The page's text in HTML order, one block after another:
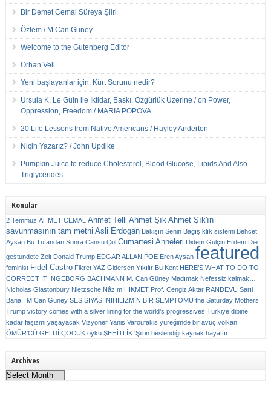
Bir Demet Cemal Süreya Şiiri
Özlem / M Can Guney
Welcome to the Gutenberg Editor
Orhan Veli
Yeni başlayanlar için: Kürt Sorunu nedir?
Ursula K. Le Guin ile İktidar, Baskı, Özgürlük Üzerine / on Power,
Oppression, Freedom / MARIA POPOVA
20 Life Lessons from Native Americans / Hayley Anderton
Niçin Yazarız? / John Updike
Pumpkin Juice to reduce Cholesterol, Blood Glucose, Lipids And Also
Triglycerides
Konular
2 Temmuz AHMET CEMAL Ahmet Telli Ahmet Şık Ahmet Şık'ın
savunmasının tam metni Asli Erdogan Bakişın Senin Bağışıklık sistemi Behçet
Aysan Bu Tufandan Sonra Cansu Çöl Cumartesi Anneleri Didem Gülçin Erdem Die
gestundete Zeit Donald Trump EDGAR ALLAN POE Eren Aysan featured
feminist Fidel Castro Fikret YAZ Gidersen Yıkılır Bu Kent HERE’S WHAT TO DO TO
CORRECT IT INGEBORG BACHMANN M. Can Güney Madımak Nefessiz kalmak…
Nicholas Glastonbury Nietzsche Nâzım HİKMET Prof. Cengiz Aktar RANDEVU Sarıl
Bana . M Can Güney SES SİYASİ NİHİLİZMİN BİR SEMPTOMU the Saturday Mothers
Trump victory comes with a silver lining for the world’s progressives Türkiye dibine
kadar faşizmi yaşayacak Vizyoner Yanis Varoufakis yüreğimde bir avuç volkan
ÖMÜR'CÜ GELDİ ÇOCUK öykü ŞEHİTLİK ‘Şiirin beslendiği kaynak hayattır’
Archives
Archives